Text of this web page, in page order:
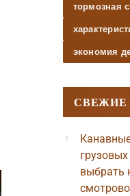
тормозная
экономия
СВЕЖИЕ
выбрать